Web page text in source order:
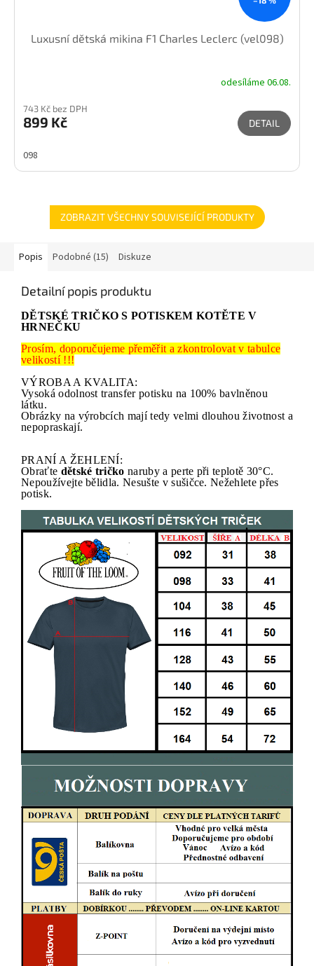
Luxusní dětská mikina F1 Charles Leclerc (vel098)
odesíláme 06.08.
743 Kč bez DPH
899 Kč DETAIL
098
ZOBRAZIT VŠECHNY SOUVISEJÍCÍ PRODUKTY
Popis Podobné (15) Diskuze
Detailní popis produktu
DĚTSKÉ TRIČKO S POTISKEM KOTĚTE V
HRNEČKU
Prosím, doporučujeme přeměřit a zkontrolovat v tabulce
velikostí !!!
VÝROBA A KVALITA:
Vysoká odolnost transfer potisku na 100% bavlněnou
látku.
Obrázky na výrobcích mají tedy velmi dlouhou životnost a
nepopraskají.
PRANÍ A ŽEHLENÍ:
Obraťte dětské tričko naruby a perte při teplotě 30°C.
Nepoužívejte bělidla. Nesušte v sušičce. Nežehlete přes
potisk.